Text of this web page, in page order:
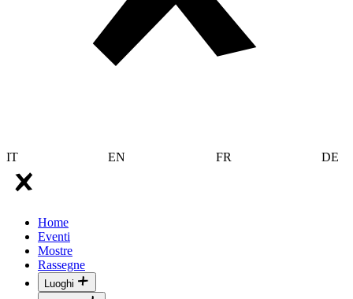
IT EN FR DE
Home
Eventi
Mostre
Rassegne
Luoghi